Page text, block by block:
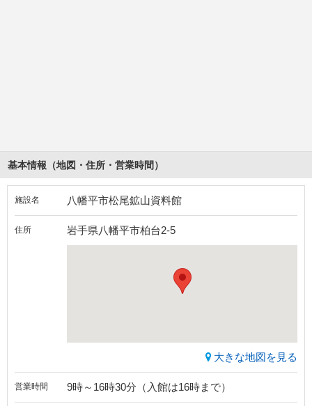
基本情報（地図・住所・営業時間）
施設名 八幡平市松尾鉱山資料館
住所 岩手県八幡平市柏台2-5
大きな地図を見る
営業時間 9時～16時30分（入館は16時まで）